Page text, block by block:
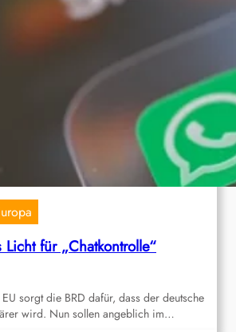
für „Chatkontrolle“
sorgt die BRD dafür, dass der deutsche
wird. Nun sollen angeblich im…